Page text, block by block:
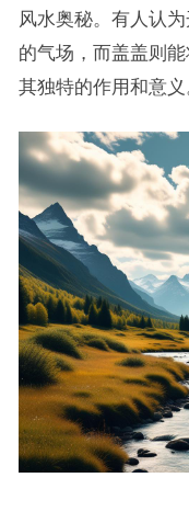
风水奥秘。有人认
的气场，而盖盖则
其独特的作用和意义